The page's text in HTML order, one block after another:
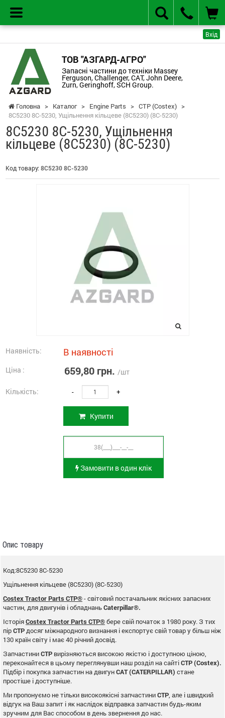
Вхід
ТОВ "АЗГАРД-АГРО"
Запасні частини до техніки Massey
Ferguson, Challenger, CAT, John Deere,
Zurn, Geringhoff, SCH Group.
Головна > Каталог > Engine Parts > CTP (Costex) >
8C5230 8C-5230, Ущільнення кільцеве (8C5230) (8C-5230)
8C5230 8C-5230, Ущільнення
кільцеве (8C5230) (8C-5230)
Код товару: 8C5230 8C-5230
Наявність: В наявності
Ціна : 659,80 грн. /шт
Кількість: - +
Купити
Замовити в один клік
Опис товару
Код:8C5230 8C-5230
Ущільнення кільцеве (8C5230) (8C-5230)
Costex Tractor Parts CTP®- світовий постачальник якісних запасних
частин, для двигунів і обладнаньCaterpillar®.
ІсторіяCostex Tractor Parts CTP®бере свій початок з 1980 року. З тих
пірCTP досяг міжнародного визнання і експортує свій товар у більш ніж
130 країн світу і має 40 річний досвід.
ЗапчастиниCTP вирізняються високою якістю і доступною ціною,
переконайтеся в цьому переглянувши наш розділ на сайтіCTP (Costex).
Підбір і покупка запчастин на двигунCAT (CATERPILLAR) стане
простіше і доступніше.
Ми пропонуємо не тільки високоякісні запчастиниCTP , але і швидкий
відгук на Ваш запит і як наслідок відправка запчастин будь-яким
зручним для Вас способом в день звернення до нас.